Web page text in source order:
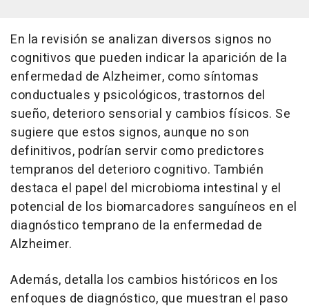
En la revisión se analizan diversos signos no
cognitivos que pueden indicar la aparición de la
enfermedad de Alzheimer, como síntomas
conductuales y psicológicos, trastornos del
sueño, deterioro sensorial y cambios físicos. Se
sugiere que estos signos, aunque no son
definitivos, podrían servir como predictores
tempranos del deterioro cognitivo. También
destaca el papel del microbioma intestinal y el
potencial de los biomarcadores sanguíneos en el
diagnóstico temprano de la enfermedad de
Alzheimer.
Además, detalla los cambios históricos en los
enfoques de diagnóstico, que muestran el paso